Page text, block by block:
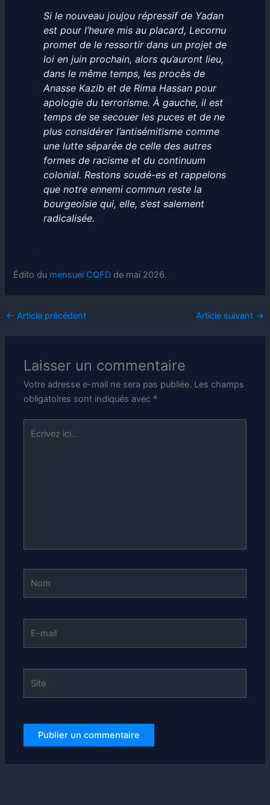
Si le nouveau joujou répressif de Yadan
est pour l’heure mis au placard, Lecornu
promet de le ressortir dans un projet de
loi en juin prochain, alors qu’auront lieu,
dans le même temps, les procès de
Anasse Kazib et de Rima Hassan pour
apologie du terrorisme. À gauche, il est
temps de se secouer les puces et de ne
plus considérer l’antisémitisme comme
une lutte séparée de celle des autres
formes de racisme et du continuum
colonial. Restons soudé-es et rappelons
que notre ennemi commun reste la
bourgeoisie qui, elle, s’est salement
radicalisée.
Édito du mensuel CQFD de mai 2026.
← Article précédent Article suivant →
Laisser un commentaire
Votre adresse e-mail ne sera pas publiée. Les champs
obligatoires sont indiqués avec *
Écrivez
ici…
mail